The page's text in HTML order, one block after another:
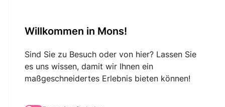
Willkommen in Mons!
Sind Sie zu Besuch oder von hier? Lassen Sie
es uns wissen, damit wir Ihnen ein
maßgeschneidertes Erlebnis bieten können!
Thierry Lhermitte –